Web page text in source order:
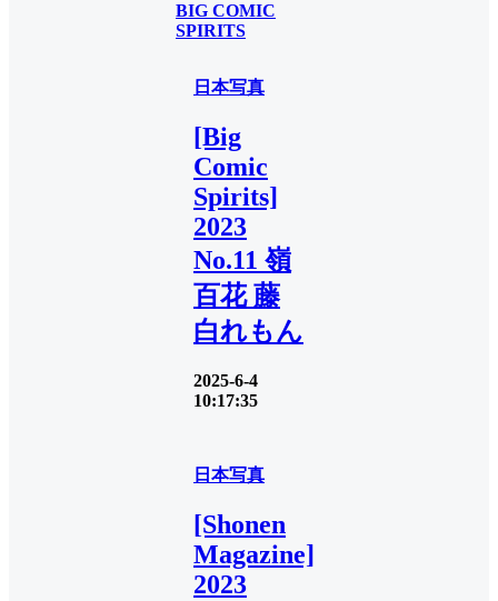
BIG COMIC
SPIRITS
日本写真
[Big
Comic
Spirits]
2023
No.11 嶺
百花 藤
白れもん
2025-6-4
10:17:35
日本写真
[Shonen
Magazine]
2023